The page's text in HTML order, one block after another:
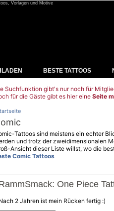
Vorlagen und Motive
BESTE TATTOOS
Suchfunktion gibt's nur noch für
für die Gäste gibt es hier eine Seite
Tattoos sind meistens ein echter
und trotz der zweidimensionalen
Ansicht dieser Liste willst, wo die
Comic Tattoos
One Piece
2 Jahren ist mein Rücken fertig :)